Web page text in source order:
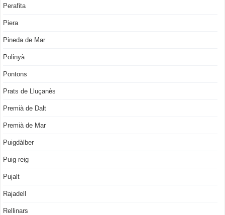
Perafita
Piera
Pineda de Mar
Polinyà
Pontons
Prats de Lluçanès
Premià de Dalt
Premià de Mar
Puigdàlber
Puig-reig
Pujalt
Rajadell
Rellinars